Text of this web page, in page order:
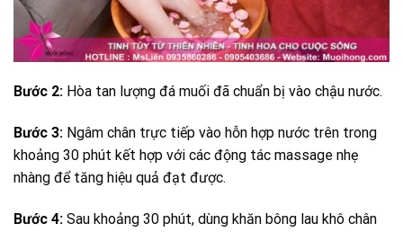
Bước 2: Hòa tan lượng đá muối đã chuẩn bị vào chậu nước.
Bước 3: Ngâm chân trực tiếp vào hỗn hợp nước trên trong
khoảng 30 phút kết hợp với các động tác massage nhẹ
nhàng để tăng hiệu quả đạt được.
Bước 4: Sau khoảng 30 phút, dùng khăn bông lau khô chân